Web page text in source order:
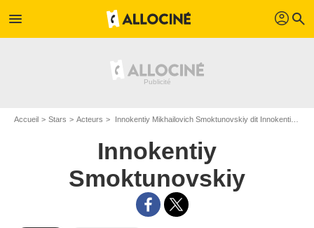
menu profil search
Accueil Stars Acteurs Innokentiy Mikhailovich Smoktunovskiy dit Innokentiy Smoktunovskiy
Innokentiy
Smoktunovskiy